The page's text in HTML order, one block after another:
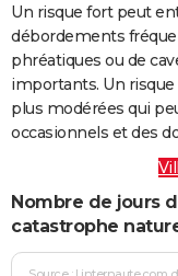
Un risque fort peut
débordements
phréatiques ou de
importants. Un
plus modérées qui
occasionnels et des
Nombre de jours
catastrophe